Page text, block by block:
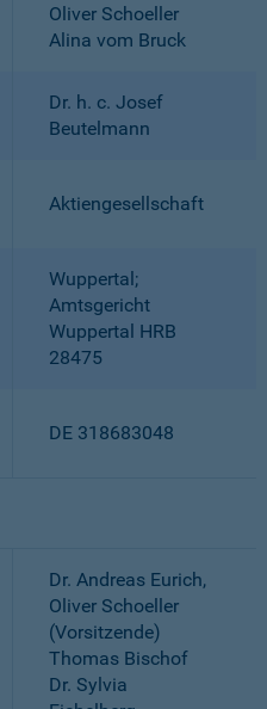
Oliver Schoeller
Alina vom Bruck
Dr. h. c. Josef
Beutelmann
Aktiengesellschaft
Wuppertal;
Amtsgericht
Wuppertal HRB
28475
DE 318683048
Dr. Andreas Eurich,
Oliver Schoeller
(Vorsitzende)
Thomas Bischof
Dr. Sylvia